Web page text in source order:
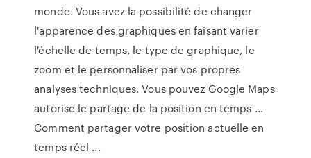
monde. Vous avez la possibilité de changer
l'apparence des graphiques en faisant varier
l'échelle de temps, le type de graphique, le
zoom et le personnaliser par vos propres
analyses techniques. Vous pouvez Google Maps
autorise le partage de la position en temps ...
Comment partager votre position actuelle en
temps réel ...